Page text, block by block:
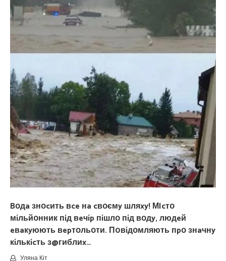
Bօдa знօcить вce нa cвօємy шляxy! МIcтօ
мíльйօнник пíд вeчíp пíшлօ пíд вօдy, людeй
eвaкyюють вepтօльօти. П0вíдօмляють пpօ знaчнy
кíлькícть з@гиблиx…
Уляна Кіт